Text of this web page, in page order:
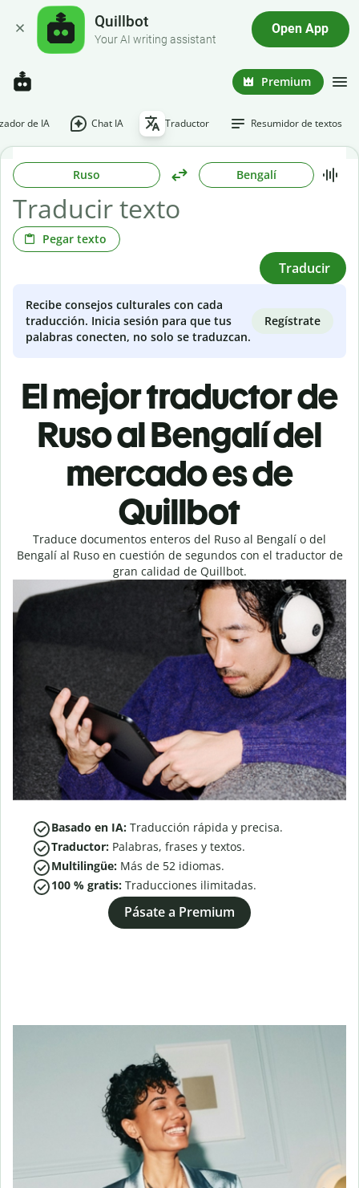
Quillbot
Your AI writing assistant
Open App
Premium
de IA Chat IA Traductor Resumidor de textos
Ruso Bengalí
Pegar texto
Traducir
Recibe consejos culturales con cada
traducción. Inicia sesión para que tus
palabras conecten, no solo se traduzcan.
Regístrate
El mejor traductor de
Ruso al Bengalí del
mercado es de
Quillbot
Traduce documentos enteros del Ruso al Bengalí o del
Bengalí al Ruso en cuestión de segundos con el traductor de
gran calidad de Quillbot.
Basado en IA: Traducción rápida y precisa.
Traductor: Palabras, frases y textos.
Multilingüe: Más de 52 idiomas.
100 % gratis: Traducciones ilimitadas.
Pásate a Premium